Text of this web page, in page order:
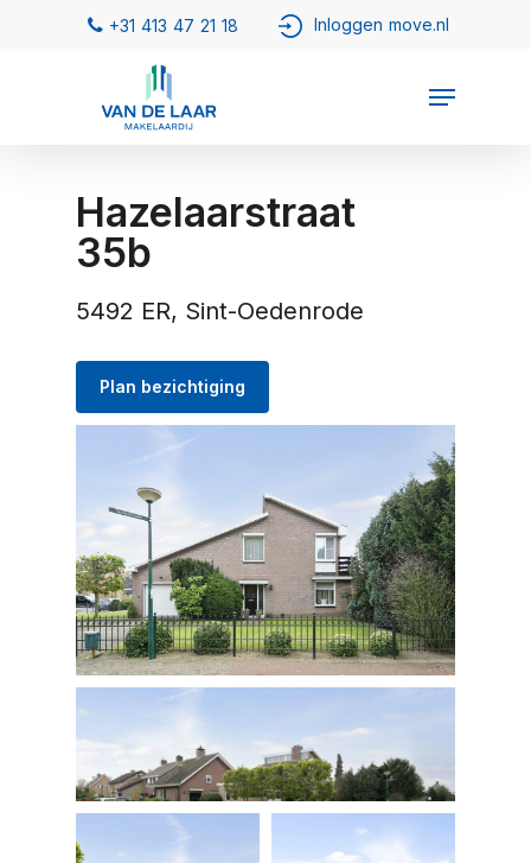
Hazelaarstraat
35b
5492 ER, Sint-Oedenrode
Plan bezichtiging